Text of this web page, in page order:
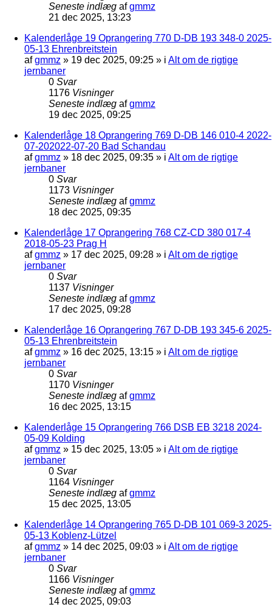
Seneste indlæg afgmmz
21 dec 2025, 13:23
Kalenderlåge 19 Oprangering 770 D-DB 193 348-0 2025-
05-13 Ehrenbreitstein
afgmmz » 19 dec 2025, 09:25 » i Alt om de rigtige
jernbaner
0 Svar
1176 Visninger
Seneste indlæg afgmmz
19 dec 2025, 09:25
Kalenderlåge 18 Oprangering 769 D-DB 146 010-4 2022-
07-202022-07-20 Bad Schandau
afgmmz » 18 dec 2025, 09:35 » i Alt om de rigtige
jernbaner
0 Svar
1173 Visninger
Seneste indlæg afgmmz
18 dec 2025, 09:35
Kalenderlåge 17 Oprangering 768 CZ-CD 380 017-4
2018-05-23 Prag H
afgmmz » 17 dec 2025, 09:28 » i Alt om de rigtige
jernbaner
0 Svar
1137 Visninger
Seneste indlæg afgmmz
17 dec 2025, 09:28
Kalenderlåge 16 Oprangering 767 D-DB 193 345-6 2025-
05-13 Ehrenbreitstein
afgmmz » 16 dec 2025, 13:15 » i Alt om de rigtige
jernbaner
0 Svar
1170 Visninger
Seneste indlæg afgmmz
16 dec 2025, 13:15
Kalenderlåge 15 Oprangering 766 DSB EB 3218 2024-
05-09 Kolding
afgmmz » 15 dec 2025, 13:05 » i Alt om de rigtige
jernbaner
0 Svar
1164 Visninger
Seneste indlæg afgmmz
15 dec 2025, 13:05
Kalenderlåge 14 Oprangering 765 D-DB 101 069-3 2025-
05-13 Koblenz-Lützel
afgmmz » 14 dec 2025, 09:03 » i Alt om de rigtige
jernbaner
0 Svar
1166 Visninger
Seneste indlæg afgmmz
14 dec 2025, 09:03